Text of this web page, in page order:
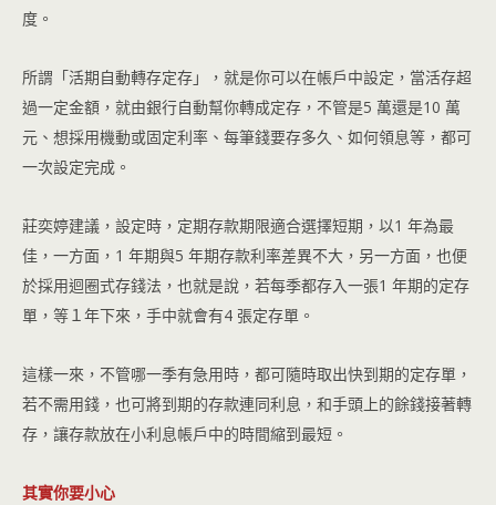
度。
所謂「活期自動轉存定存」，就是你可以在帳戶中設定，當活存超
過一定金額，就由銀行自動幫你轉成定存，不管是5 萬還是10 萬
元、想採用機動或固定利率、每筆錢要存多久、如何領息等，都可
一次設定完成。
莊奕婷建議，設定時，定期存款期限適合選擇短期，以1 年為最
佳，一方面，1 年期與5 年期存款利率差異不大，另一方面，也便
於採用迴圈式存錢法，也就是說，若每季都存入一張1 年期的定存
單，等１年下來，手中就會有4 張定存單。
這樣一來，不管哪一季有急用時，都可隨時取出快到期的定存單，
若不需用錢，也可將到期的存款連同利息，和手頭上的餘錢接著轉
存，讓存款放在小利息帳戶中的時間縮到最短。
其實你要小心